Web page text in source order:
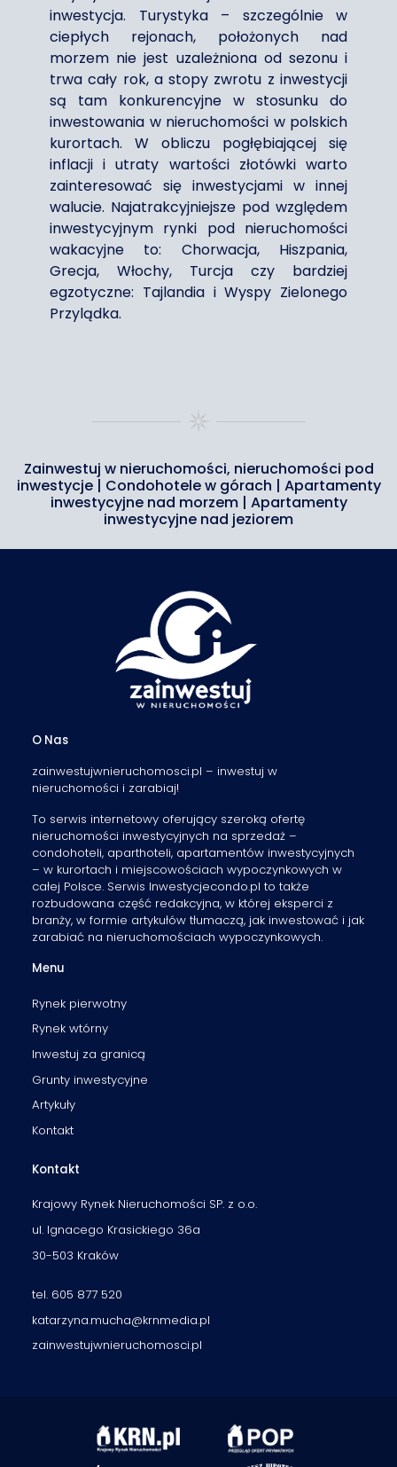
inwestycja. Turystyka – szczególnie w
ciepłych rejonach, położonych nad
morzem nie jest uzależniona od sezonu i
trwa cały rok, a stopy zwrotu z inwestycji
są tam konkurencyjne w stosunku do
inwestowania w nieruchomości w polskich
kurortach. W obliczu pogłębiającej się
inflacji i utraty wartości złotówki warto
zainteresować się inwestycjami w innej
walucie. Najatrakcyjniejsze pod względem
inwestycyjnym rynki pod nieruchomości
wakacyjne to: Chorwacja, Hiszpania,
Grecja, Włochy, Turcja czy bardziej
egzotyczne: Tajlandia i Wyspy Zielonego
Przylądka.
Zainwestuj w nieruchomości, nieruchomości pod
inwestycje | Condohotele w górach | Apartamenty
inwestycyjne nad morzem| Apartamenty
inwestycyjne nad jeziorem
O Nas
zainwestujwnieruchomosci.pl – inwestuj w
nieruchomości i zarabiaj!
To serwis internetowy oferujący szeroką ofertę
nieruchomości inwestycyjnych na sprzedaż –
condohoteli, aparthoteli, apartamentów inwestycyjnych
– w kurortach i miejscowościach wypoczynkowych w
całej Polsce. Serwis Inwestycjecondo.pl to także
rozbudowana część redakcyjna, w której eksperci z
branży, w formie artykułów tłumaczą, jak inwestować i jak
zarabiać na nieruchomościach wypoczynkowych.
Menu
Rynek pierwotny
Rynek wtórny
Inwestuj za granicą
Grunty inwestycyjne
Artykuły
Kontakt
Kontakt
Krajowy Rynek Nieruchomości SP. z o.o.
ul. Ignacego Krasickiego 36a
30-503 Kraków
tel. 605 877 520
katarzyna.mucha@krnmedia.pl
zainwestujwnieruchomosci.pl